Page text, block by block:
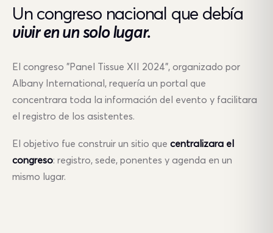
Un congreso nacional que debía
vivir en un solo lugar.
El congreso "Panel Tissue XII 2024", organizado por
Albany International, requería un portal que
concentrara toda la información del evento y facilitara
el registro de los asistentes.
El objetivo fue construir un sitio que centralizara el
congreso: registro, sede, ponentes y agenda en un
mismo lugar.